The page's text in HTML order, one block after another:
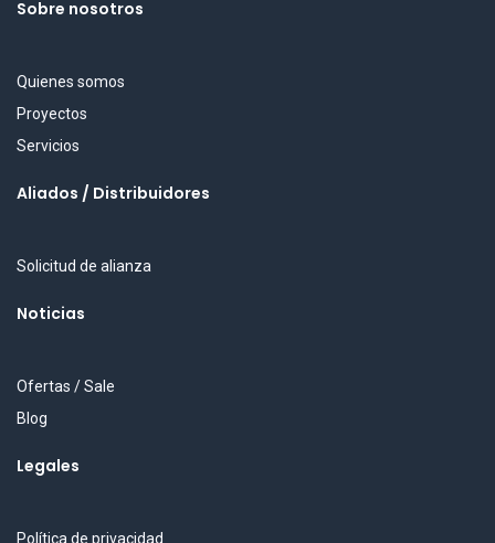
Sobre nosotros
Quienes somos
Proyectos
Servicios
Aliados / Distribuidores
Solicitud de alianza
Noticias
Ofertas / Sale
Blog
Legales
Política de privacidad